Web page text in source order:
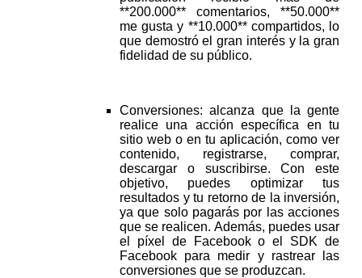
**200.000** comentarios, **50.000**
me gusta y **10.000** compartidos, lo
que demostró el gran interés y la gran
fidelidad de su público.
Conversiones: alcanza que la gente
realice una acción específica en tu
sitio web o en tu aplicación, como ver
contenido, registrarse, comprar,
descargar o suscribirse. Con este
objetivo, puedes optimizar tus
resultados y tu retorno de la inversión,
ya que solo pagarás por las acciones
que se realicen. Además, puedes usar
el píxel de Facebook o el SDK de
Facebook para medir y rastrear las
conversiones que se produzcan.